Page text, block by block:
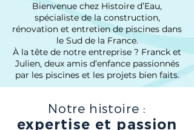
Bienvenue chez Histoire d’Eau,
spécialiste de la construction,
rénovation et entretien de piscines dans
le Sud de la France.
À la tête de notre entreprise ? Franck et
Julien, deux amis d’enfance passionnés
par les piscines et les projets bien faits.
Notre histoire :
expertise et passion